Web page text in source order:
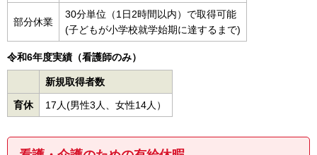
部分休業
30分単位（1日2時間以内）で取得可能
(子どもが小学校就学始期に達するまで)
令和6年度実績（看護師のみ）
新規取得者数
育休 17人(男性3人、女性14人）